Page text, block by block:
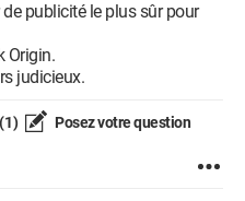
publicité le plus sûr pour
Origin.
judicieux.
(1) Posez votre question